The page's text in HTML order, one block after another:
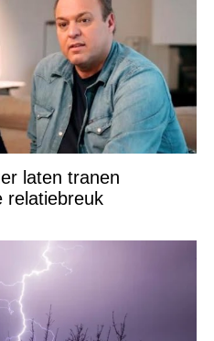
laten tranen
relatiebreuk